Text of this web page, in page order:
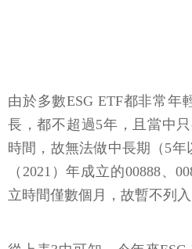
由於多數ESG ETF都非常年
長，都不超過5年，且當中
時間，故無法做中長期（5
（2021）年成立的00888、
立時間僅數個月，故暫不列入